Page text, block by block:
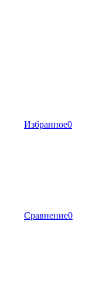
Избранное0
Сравнение0